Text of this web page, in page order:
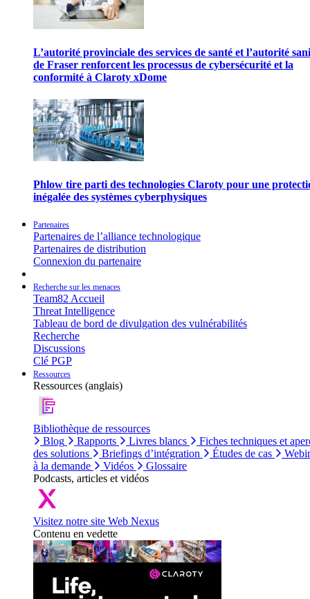
L’autorité provinciale des services de santé et l’autorité
de Fraser renforcent les processus de cybersécurité et la
conformité à Claroty xDome
Phlow tire parti des technologies Claroty pour une
inégalée des systèmes cyberphysiques
Partenaires
Partenaires de l’alliance technologique
Partenaires de distribution
Connexion du partenaire
Recherche sur les menaces
Team82 Accueil
Threat Intelligence
Tableau de bord de divulgation des vulnérabilités
Recherche
Discussions
Clé PGP
Ressources
Ressources (anglais)
Bibliothèque de ressources
Blog
Rapports Livres blancs
Fiches techniques et
des solutions
Briefings d’intégration Études de cas
à la demande
Vidéos
Glossaire
Podcasts, articles et vidéos
Visitez notre site Web Nexus
Contenu en vedette